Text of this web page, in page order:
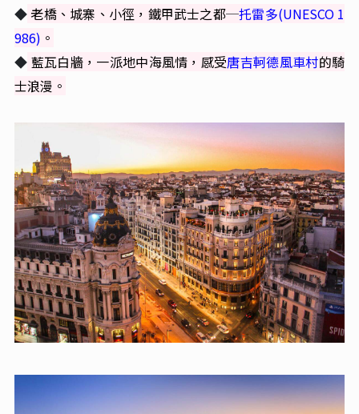
◆老橋、城寨、小徑，鐵甲武士之都─托雷多(UNESCO 1
986) 。
◆ 藍瓦白牆，一派地中海風情，感受唐吉軻德風車村的騎
士浪漫。